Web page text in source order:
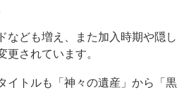
なども増え、また加入時期や隠し
更されています。
イトルも「神々の遺産」から「黒